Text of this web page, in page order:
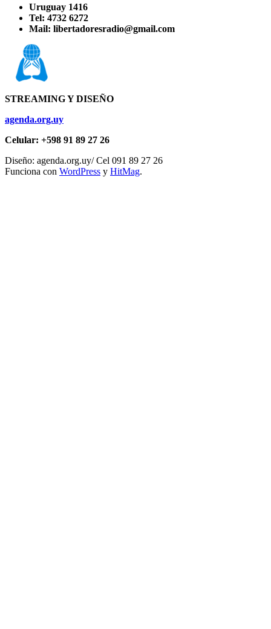
Uruguay 1416
Tel: 4732 6272
Mail: libertadoresradio@gmail.com
STREAMING Y DISEÑO
agenda.org.uy
Celular: +598 91 89 27 26
Diseño: agenda.org.uy/ Cel 091 89 27 26
Funciona con WordPress y HitMag.